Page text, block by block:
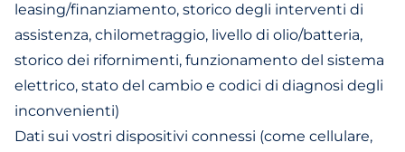
leasing/finanziamento, storico degli interventi di
assistenza, chilometraggio, livello di olio/batteria,
storico dei rifornimenti, funzionamento del sistema
elettrico, stato del cambio e codici di diagnosi degli
inconvenienti)
Dati sui vostri dispositivi connessi (come cellulare,